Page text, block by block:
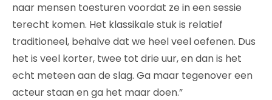
naar mensen toesturen voordat ze in een sessie
terecht komen. Het klassikale stuk is relatief
traditioneel, behalve dat we heel veel oefenen. Dus
het is veel korter, twee tot drie uur, en dan is het
echt meteen aan de slag. Ga maar tegenover een
acteur staan en ga het maar doen.”